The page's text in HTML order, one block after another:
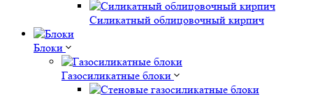
Силикатный облицовочный кирпич
Блоки
Газосиликатные блоки